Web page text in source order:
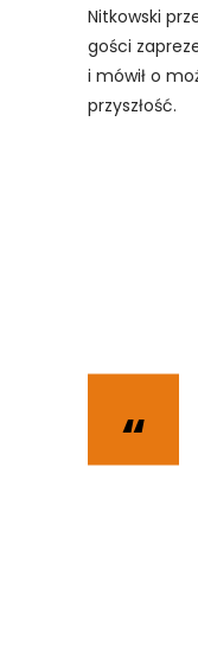
Nitkowski
gości
i mówił o
przyszłość.